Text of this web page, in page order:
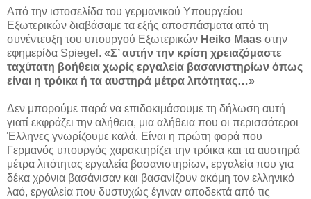
Από την ιστοσελίδα του γερμανικού Υπουργείου
Εξωτερικών διαβάσαμε τα εξής αποσπάσματα από τη
συνέντευξη του υπουργού Εξωτερικών Heiko Maas στην
εφημερίδα Spiegel. «Σ’ αυτήν την κρίση χρειαζόμαστε
ταχύτατη βοήθεια χωρίς εργαλεία βασανιστηρίων όπως
είναι η τρόικα ή τα αυστηρά μέτρα λιτότητας…»
Δεν μπορούμε παρά να επιδοκιμάσουμε τη δήλωση αυτή
γιατί εκφράζει την αλήθεια, μια αλήθεια που οι περισσότεροι
Έλληνες γνωρίζουμε καλά. Είναι η πρώτη φορά που
Γερμανός υπουργός χαρακτηρίζει την τρόικα και τα αυστηρά
μέτρα λιτότητας εργαλεία βασανιστηρίων, εργαλεία που για
δέκα χρόνια βασάνισαν και βασανίζουν ακόμη τον ελληνικό
λαό, εργαλεία που δυστυχώς έγιναν αποδεκτά από τις